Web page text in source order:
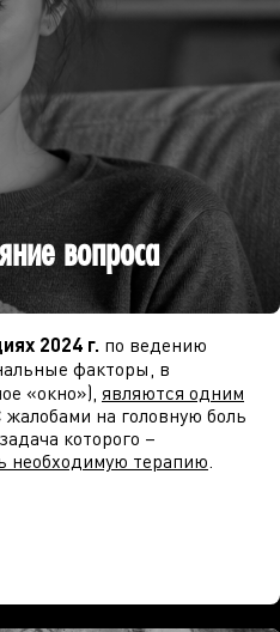
вопроса
2024 г. по ведению
факторы, в
«окно»), являются одним
жалобами на головную боль
которого –
необходимую терапию.